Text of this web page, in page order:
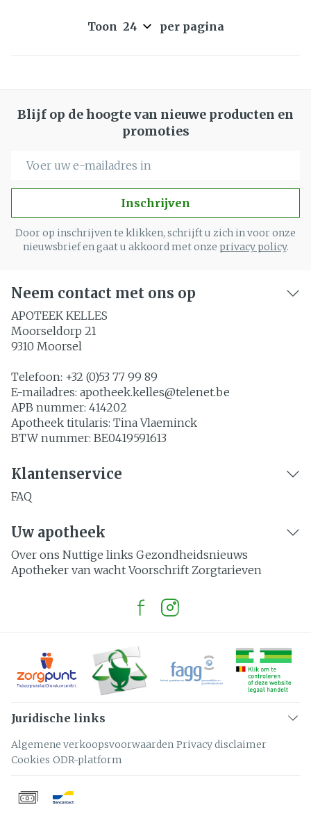
Toon per pagina
Blijf op de hoogte van nieuwe producten en
promoties
Inschrijven
Door op inschrijven te klikken, schrijft u zich in voor onze
nieuwsbrief en gaat u akkoord met onze privacy policy.
Neem contact met ons op
APOTEEK KELLES
Moorseldorp 21
9310 Moorsel
Telefoon: +32 (0)53 77 99 89
E-mailadres: apotheek.kelles@telenet.be
APB nummer: 414202
Apotheek titularis: Tina Vlaeminck
BTW nummer: BE0419591613
Klantenservice
FAQ
Uw apotheek
Over ons Nuttige links Gezondheidsnieuws
Apotheker van wacht Voorschrift Zorgtarieven
Juridische links
Algemene verkoopsvoorwaarden Privacy disclaimer
Cookies ODR-platform